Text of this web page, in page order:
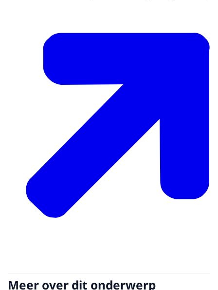
Meer over dit onderwerp